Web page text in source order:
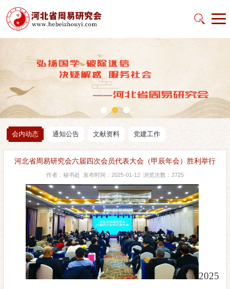
会内动态 通知公告 文献资料 党建工作
河北省周易研究会六届四次会员代表大会（甲辰年会）胜利举行
作者：秘书处 发布时间：2025-01-12 浏览次数：2725
2025